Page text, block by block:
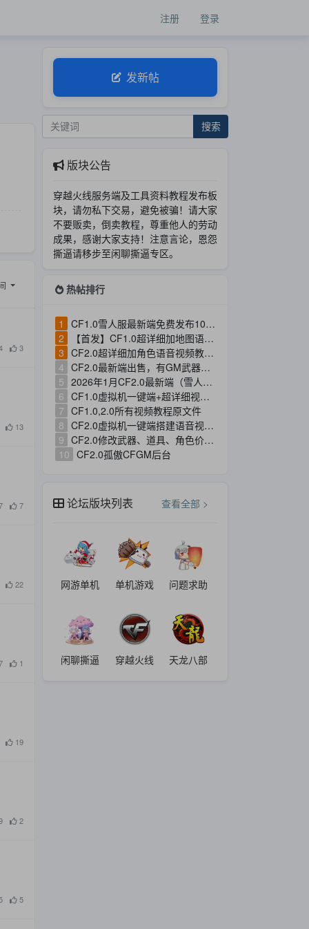
注册 登录
3
13
7
22
1
19
2
5
发新帖
搜索
版块公告
穿越火线服务端及工具资料教程发布板
块，请勿私下交易，避免被骗！请大家
不要贩卖，倒卖教程，尊重他人的劳动
成果，感谢大家支持！注意言论，恩怨
撕逼请移步至闲聊撕逼专区。
热帖排行
1
CF1.0雪人服最新端免费发布10月12版本，客户端+服务端+数据库分享（禁止倒卖）
2
【首发】CF1.0超详细加地图语音视频教程+工具分享！
3 CF2.0超详细加角色语音视频教程！
4 CF2.0最新端出售，有GM武器，有定制武器，魔改地图（某音同款），仿3.0UI！
5 2026年1月CF2.0最新端（雪人制作最终版），可直接开服！
6 CF1.0虚拟机一键端+超详细视频+文字教程/带服务端+便携数据库+客户端+各种软件
7 CF1.0,2.0所有视频教程原文件
8 CF2.0虚拟机一键端搭建语音视频教程+工具分享！
9 CF2.0修改武器、道具、角色价格的语音视频教程！
10 CF2.0孤傲CFGM后台
论坛版块列表 查看全部 >
网游单机 单机游戏 问题求助
闲聊撕逼 穿越火线 天龙八部